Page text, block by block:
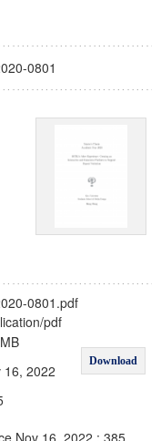
ム「超成熟社会発展のサ
0801
0801.pdf
pdf
Download
16, 2022
Nov 16, 2022 : 385